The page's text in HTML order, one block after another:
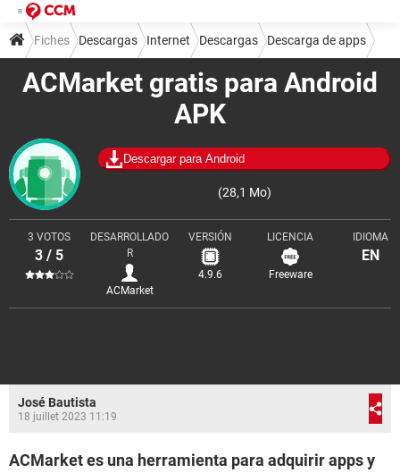
ACMarket gratis para Android
APK
Descargar para Android
(28,1 Mo)
3 VOTOS
3 / 5
DESARROLLADO
R
ACMarket
VERSIÓN
4.9.6
LICENCIA
Freeware
IDIOMA
EN
Fiches Descargas Internet Descargas Descarga de apps
José Bautista
18 juillet 2023 11:19
ACMarket es una herramienta para adquirir apps y